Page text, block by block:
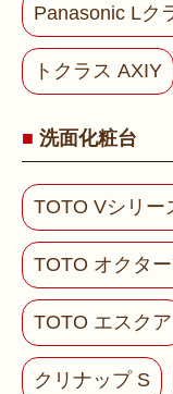
Panasonic Lク
トクラス AXIY
洗面化粧台
TOTO Vシリー
TOTO オクタ
TOTO エスクア
クリナップ S